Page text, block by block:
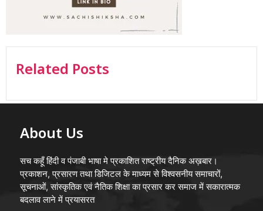
Related Posts
About Us
सच कहूँ हिंदी व पंजाबी भाषा मे प्रकाशित राष्ट्रीय दैनिक अख़बार।
प्रकाशन, प्रसारण तथा डिजिटल के माध्यम से विश्वसनीय समाचारों,
सूचनाओं, सांस्कृतिक एवं नैतिक शिक्षा का प्रसार कर समाज में सकारात्मक
बदलाव लाने में प्रयासरत